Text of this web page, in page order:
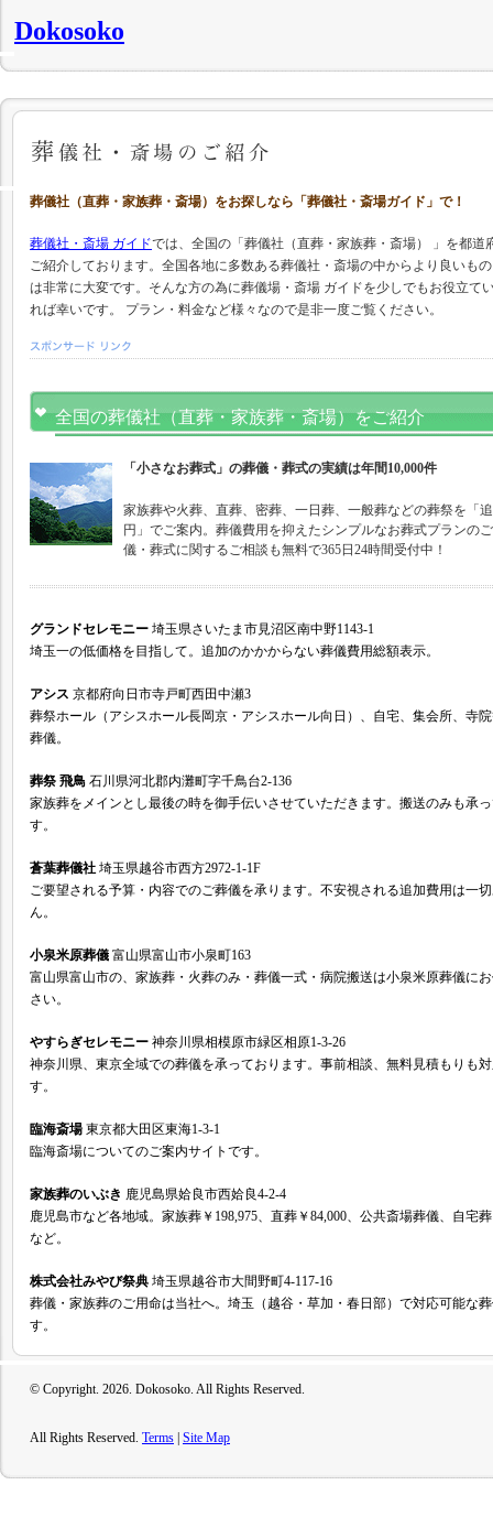
Dokosoko
葬儀社（直葬・家族葬・斎場）をお探しなら「葬儀社・斎場ガイド」で！
葬儀社・斎場 ガイドでは、全国の「葬儀社（直葬・家族葬・斎場）
」を都道
ご紹介しております。全国各地に多数ある葬儀社・斎場の中からより良いも
は非常に大変です。そんな方の為に葬儀場・斎場 ガイドを少しでもお役立て
れば幸いです。 プラン・料金など様々なので是非一度ご覧ください。
全国の葬儀社（直葬・家族葬・斎場）をご紹介
「小さなお葬式」の葬儀・葬式の実績は年間10,000件
家族葬や火葬、直葬、密葬、一日葬、一般葬などの葬祭を「
円」でご案内。葬儀費用を抑えたシンプルなお葬式プランの
儀・葬式に関するご相談も無料で365日24時間受付中！
グランドセレモニー 埼玉県さいたま市見沼区南中野1143-1
埼玉一の低価格を目指して。追加のかかからない葬儀費用総額表示。
アシス 京都府向日市寺戸町西田中瀬3
葬祭ホール（アシスホール長岡京・アシスホール向日）、自宅、集会所、寺
葬儀。
葬祭 飛鳥 石川県河北郡内灘町字千鳥台2-136
家族葬をメインとし最後の時を御手伝いさせていただきます。搬送のみも承
す。
蒼葉葬儀社 埼玉県越谷市西方2972-1-1F
ご要望される予算・内容でのご葬儀を承ります。不安視される追加費用は一
ん。
小泉米原葬儀 富山県富山市小泉町163
富山県富山市の、家族葬・火葬のみ・葬儀一式・病院搬送は小泉米原葬儀に
さい。
やすらぎセレモニー 神奈川県相模原市緑区相原1-3-26
神奈川県、東京全域での葬儀を承っております。事前相談、無料見積もりも
す。
臨海斎場 東京都大田区東海1-3-1
臨海斎場についてのご案内サイトです。
家族葬のいぶき 鹿児島県姶良市西姶良4-2-4
鹿児島市など各地域。家族葬￥198,975、直葬￥84,000、公共斎場葬儀、自宅
など。
株式会社みやび祭典 埼玉県越谷市大間野町4-117-16
葬儀・家族葬のご用命は当社へ。埼玉（越谷・草加・春日部）で対応可能な
す。
© Copyright. 2026. Dokosoko. All Rights Reserved.
All Rights Reserved. Terms Site Map